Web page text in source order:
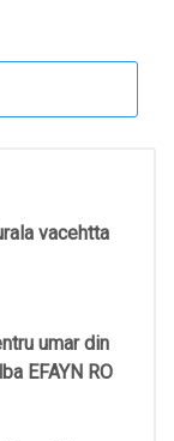
vacehtta
umar din
EFAYN RO